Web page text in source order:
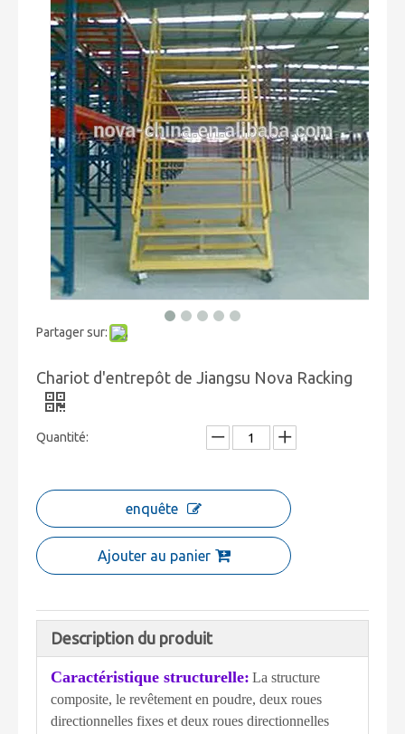
Partager sur:
Chariot d'entrepôt de Jiangsu Nova Racking
Quantité:
enquête
Ajouter au panier
Description du produit
Caractéristique structurelle: La structure
composite, le revêtement en poudre, deux roues
directionnelles fixes et deux roues directionnelles